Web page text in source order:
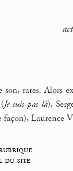
son, rares. Alors
Je suis pas là),
Laurence
du site